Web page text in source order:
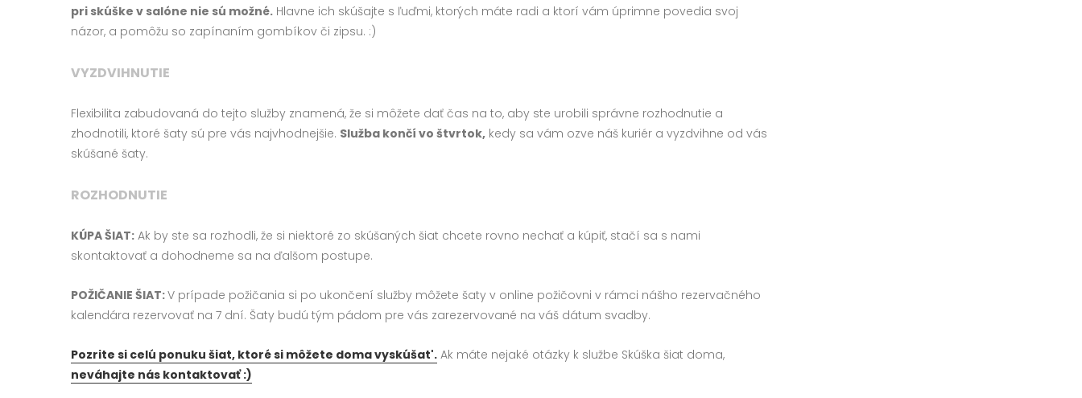
pri skúške v salóne nie sú možné. Hlavne ich skúšajte s ľuďmi, ktorých máte radi a ktorí vám úprimne povedia svoj
názor, a pomôžu so zapínaním gombíkov či zipsu. :)
VYZDVIHNUTIE
Flexibilita zabudovaná do tejto služby znamená, že si môžete dať čas na to, aby ste urobili správne rozhodnutie a
zhodnotili, ktoré šaty sú pre vás najvhodnejšie. Služba končí vo štvrtok, kedy sa vám ozve náš kuriér a vyzdvihne od vás
skúšané šaty.
ROZHODNUTIE
KÚPA ŠIAT: Ak by ste sa rozhodli, že si niektoré zo skúšaných šiat chcete rovno nechať a kúpiť, stačí sa s nami
skontaktovať a dohodneme sa na ďalšom postupe.
POŽIČANIE ŠIAT:V prípade požičania si po ukončení služby môžete šaty v online požičovni v rámci nášho rezervačného
kalendára rezervovať na 7 dní. Šaty budú tým pádom pre vás zarezervované na váš dátum svadby.
Pozrite si celú ponuku šiat, ktoré si môžete doma vyskúšat'. Ak máte nejaké otázky k službe Skúška šiat doma,
neváhajte nás kontaktovať :)